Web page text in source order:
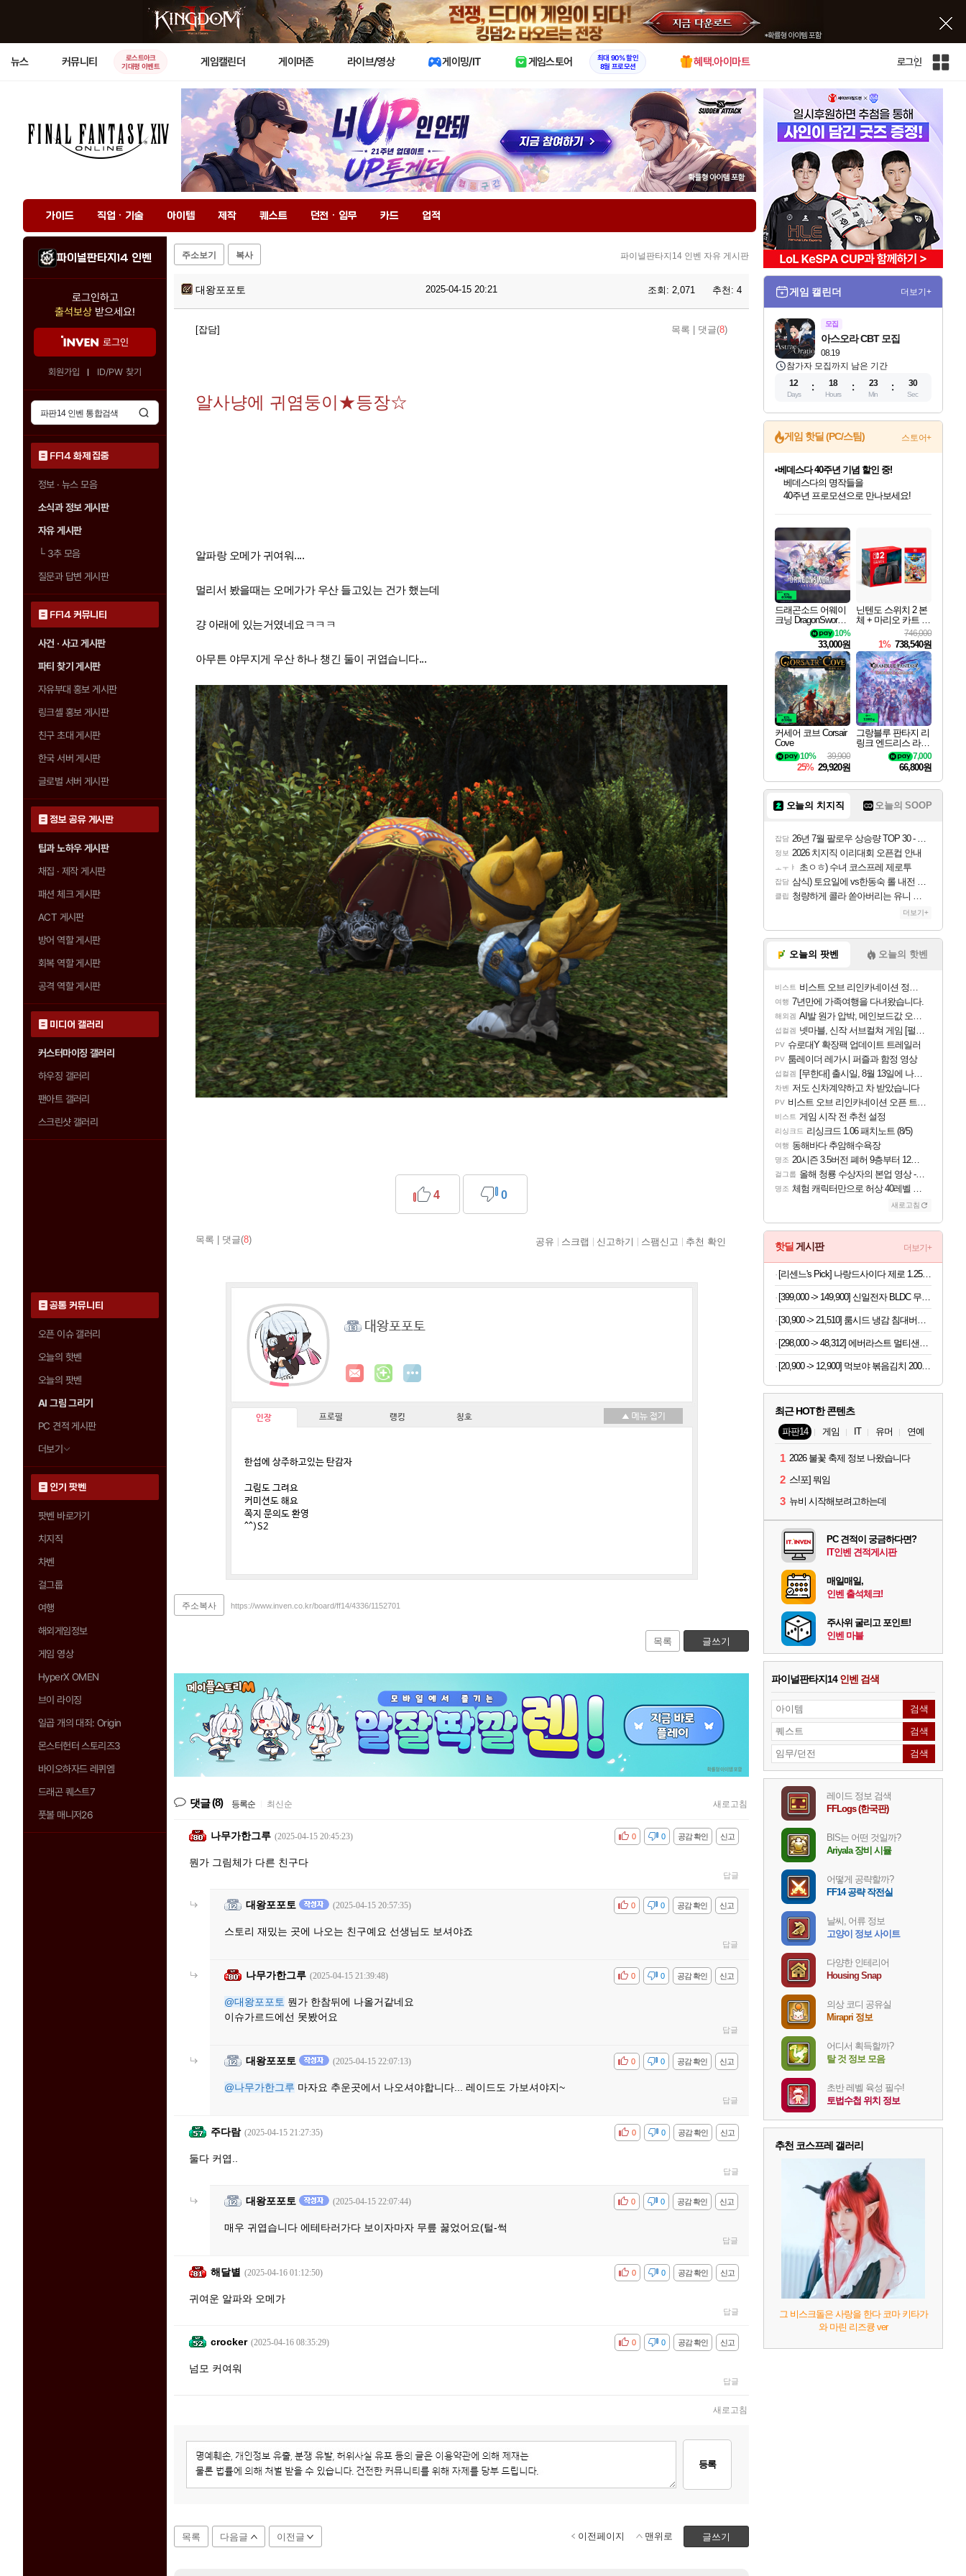
X
뉴스 커뮤니티
로스트아크
기대평 이벤트
게임캘린더 게이머존 라이브/영상 게이밍/IT 게임스토어
최대 90% 할인
8월 프로모션
혜택.아이마트 로그인
인
트
가이드 직업 · 기술 아이템 제작 퀘스트 던전 · 임무 카드 업적
파이널판타지14 인벤
로그인하고
출석보상 받으세요!
로그인
회원가입 ID/PW 찾기
FF14 화제 집중
정보 · 뉴스 모음
소식과 정보 게시판
자유 게시판
└3추 모음
질문과 답변 게시판
FF14 커뮤니티
사건 · 사고 게시판
파티 찾기 게시판
자유부대 홍보 게시판
링크셸 홍보 게시판
친구 초대 게시판
한국 서버 게시판
글로벌 서버 게시판
정보 공유 게시판
팁과 노하우 게시판
채집 · 제작 게시판
패션 체크 게시판
ACT 게시판
방어 역할 게시판
회복 역할 게시판
공격 역할 게시판
미디어 갤러리
커스터마이징 갤러리
하우징 갤러리
팬아트 갤러리
스크린샷 갤러리
공통 커뮤니티
오픈 이슈 갤러리
오늘의 핫벤
오늘의 팟벤
AI 그림 그리기
PC 견적 게시판
더보기
인기 팟벤
팟벤 바로가기
치지직
차벤
걸그룹
여행
해외게임정보
게임 영상
HyperX OMEN
브이 라이징
일곱 개의 대죄: Origin
몬스터헌터 스토리즈3
바이오하자드 레퀴엠
드래곤 퀘스트7
풋볼 매니저26
주소보기 복사 파이널판타지14 인벤 자유 게시판
대왕포포토 2025-04-15 20:21 조회: 2,071 추천: 4
[잡담] 목록 댓글(8)
알사냥에 귀염둥이★등장☆
알파랑 오메가 귀여워....
멀리서 봤을때는 오메가가 우산 들고있는 건가 했는데
걍 아래에 있는거였네요ㅋㅋㅋ
아무튼 야무지게 우산 하나 챙긴 둘이 귀엽습니다...
목록 댓글(8)
4 0
공유 스크랩 신고하기 스팸신고 추천 확인
대왕포포토
인장 프로필 랭킹 칭호
한섭에 상주하고있는 탄감자
그림도 그려요
커미션도 해요
쪽지 문의도 환영
^^)S2
주소복사 https://www.inven.co.kr/board/ff14/4336/1152701
목록 글쓰기
댓글(8) 등록순 최신순 새로고침
나무가한그루 (2025-04-15 20:45:23) 신고
공감 확인
비공감 0
0
뭔가 그림체가 다른 친구다
답글
대왕포포토 (2025-04-15 20:57:35) 신고
공감 확인
비공감 0
0
스토리 재밌는 곳에 나오는 친구예요 선생님도 보셔야죠
답글
나무가한그루 (2025-04-15 21:39:48) 신고
공감 확인
비공감 0
0
@대왕포포토 뭔가 한참뒤에 나올거같네요
이슈가르드에선 못봤어요
답글
대왕포포토 (2025-04-15 22:07:13) 신고
공감 확인
비공감 0
0
@나무가한그루 마자요 추운곳에서 나오셔야합니다... 레이드도 가보셔야지~
답글
주다람 (2025-04-15 21:27:35) 신고
공감 확인
비공감 0
0
둘다 커엽..
답글
대왕포포토 (2025-04-15 22:07:44) 신고
공감 확인
비공감 0
0
매우 귀엽습니다 에테타러가다 보이자마자 무릎 꿇었어요(털-썩
답글
해달별 (2025-04-16 01:12:50) 신고
공감 확인
비공감 0
0
귀여운 알파와 오메가
답글
crocker (2025-04-16 08:35:29) 신고
공감 확인
비공감 0
0
넘모 커여워
답글
새로고침
등록
목록 다음글 이전글 글쓰기
이전페이지 맨위로
게임 캘린더 더보기+
모집
08.19
아스오라 CBT 모집
참가자 모집까지 남은 기간
12
Days
18
Hours
23
Min
28
Sec
게임 핫딜 (PC/스팀) 스토어+
최대 90% 할인가를 만나보세요!
네이버혜택과 함께 만나보세요!
50%할인&추가 적립까지!
이니&베니 혜택까지!
네이버 혜택가와 함께 예약하세요!
할인&네이버혜택으로 만나보세요!
네이버페이 혜택과 만나보세요!
40주년 프로모션으로 만나보세요!
마블 투혼 파이팅 소울즈 예약 판매 중!
마블 히어로 총 출동&화려한 격투!
네이버 포인트 혜택까지!
할인가에 만나보세요!
일부 에디션 상시 할인!
혜택으로 예약 판매 중
편안하게 충전하세요
드래곤소드 어웨이
크닝 DragonSword A
10%
33,000원
닌텐도 스위치 2 본
체 + 마리오 카트 월
746,000
1% 738,540원
커세어 코브 Corsair
Cove
39,900
10%
25% 29,920원
그랑블루 판타지 리
링크 엔드리스 라그
나로크 Granblue Fa
ntasy Relink Endless
7,000
66,800원
오늘의 치지직 오늘의 SOOP
잡담 26년 7월 팔로우 상승량 TOP 30 - 월간 치지직
정보 2026 치지직 이리대회 오픈컵 안내
ㅗㅜㅑ 초ㅇㅎ) 수녀 코스프레 제로투
잡담 삼식) 토요일에 vs한동숙 롤 내전 예정
클립 청량하게 콜라 쏟아버리는 유니 ㅋㅋㅋ
더보기+
오늘의 팟벤 오늘의 핫벤
비스트 비스트 오브 리인카네이션 정보/공략글 모음
여행 7년만에 가족여행을 다녀왔습니다.
해외겜 AI발 원가 압박, 메인보드값 오르나
섭컬겜 넷마블, 신작 서브컬쳐 게임 [펄 인 블루] 티저 사이트 오픈
PV 슈로대Y 확장팩 업데이트 트레일러
PV 툼레이더 레가시 퍼즐과 함정 영상
섭컬겜 [무한대] 출시일, 8월 13일에 나오나
차벤 저도 신차계약하고 차 받았습니다
PV 비스트 오브 리인카네이션 오픈 트레일러
비스트 게임 시작 전 추천 설정
리싱크드 리싱크드 1.06 패치노트 (8/5)
여행 동해바다 추암해수욕장
명조 20시즌 3.5버전 폐허 9층부터 12층까지 클리어 조합 | 죽음의 노래와 바닷속 폐허 |
걸그룹 올해 청룡 수상자의 본업 영상 - 스테이씨 윤
명조 체험 캐릭터만으로 허상 40레벨 하이와티아 5분 컷!｜에이메스·린네·모니에 명함
새로고침
핫딜 게시판 더보기+
[리센느's Pick] 나랑드사이다 제로 1.25L 12입 1박스
[20,900 -> 12,900] 먹보야 볶음김치 200g 8봉지
최근 HOT한 콘텐츠
파판14 게임 IT 유머 연예
1 2026 불꽃 축제 정보 나왔습니다
2 스!포] 뭐임
3 뉴비 시작해보려고하는데
PC 견적이 궁금하다면?
IT인벤 견적게시판
매일매일,
인벤 출석체크!
주사위 굴리고 포인트!
인벤 마블
파이널판타지14인벤 검색
레이드 정보 검색
FFLogs (한국판)
BIS는 어떤 것일까?
Ariyala 장비 시뮬
어떻게 공략할까?
FF14 공략 작전실
날씨, 어류 정보
고양이 정보 사이트
다양한 인테리어
Housing Snap
의상 코디 공유실
Mirapri 정보
어디서 획득할까?
탈 것 정보 모음
초반 레벨 육성 필수!
토법수첩 위치 정보
추천 코스프레 갤러리
그 비스크돌은 사랑을 한다 코마 키타가
와 마린 리즈큥 ver